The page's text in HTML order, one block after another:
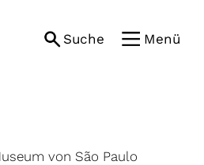
Suche Menü
von São Paulo